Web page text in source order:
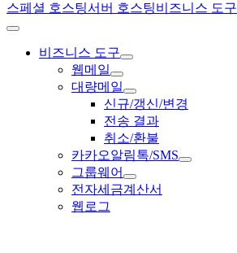
스페셜 호스팅서버 호스팅비즈니스 도구
비즈니스 도구
웹메일
대량메일
신규/갱신/변경
전송 결과
취소/환불
카카오알림톡/SMS
그룹웨어
전자세금계산서
웹로그